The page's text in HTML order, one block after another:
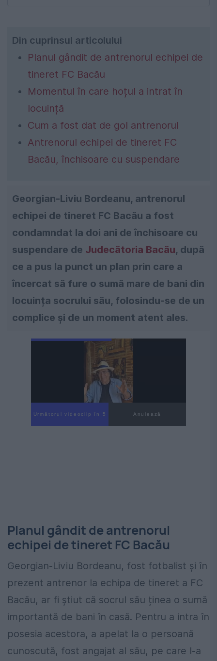
Din cuprinsul articolului
Planul gândit de antrenorul echipei de
tineret FC Bacău
Momentul în care hoțul a intrat în
locuință
Cum a fost dat de gol antrenorul
Antrenorul echipei de tineret FC
Bacău, închisoare cu suspendare
Georgian-Liviu Bordeanu, antrenorul
echipei de tineret FC Bacău a fost
condamndat la doi ani de închisoare cu
suspendare de Judecătoria Bacău, după
ce a pus la punct un plan prin care a
încercat să fure o sumă mare de bani din
locuința socrului său, folosindu-se de un
complice și de un moment atent ales.
Următorul videoclip în 3 Anulează
Planul gândit de antrenorul
echipei de tineret FC Bacău
Georgian-Liviu Bordeanu, fost fotbalist și în
prezent antrenor la echipa de tineret a FC
Bacău, ar fi știut că socrul său ținea o sumă
importantă de bani în casă. Pentru a intra în
posesia acestora, a apelat la o persoană
cunoscută, fost angajat al său, pe care l-a